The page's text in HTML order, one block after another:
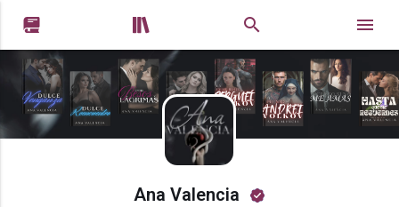
 
Ana Valencia